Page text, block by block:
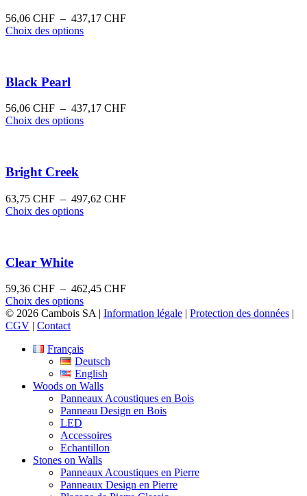
56,06 CHF – 437,17 CHFPlage
Choix des optionsCe
options
peuvent
être
produit
Black Pearl
56,06 CHF – 437,17 CHFPlage
Choix des optionsCe
options
peuvent
être
produit
Bright Creek
63,75 CHF – 497,62 CHFPlage
Choix des optionsCe
options
peuvent
être
choisies
la
page
du
produit
Clear White
59,36 CHF – 462,45 CHFPlage
prix :
Choix des optionsCe
produit
variations.
Les
options
peuvent
être
choisies
la
page
du
produit
© 2026 Cambois SA | Information légale | Protection des données |
CGV | Contact
Français
Deutsch
English
Woods on Walls
Panneaux Acoustiques en Bois
Panneau Design en Bois
LED
Accessoires
Echantillon
Stones on Walls
Panneaux Acoustiques en Pierre
Panneaux Design en Pierre